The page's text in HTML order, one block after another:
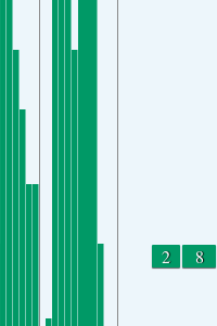
2 8